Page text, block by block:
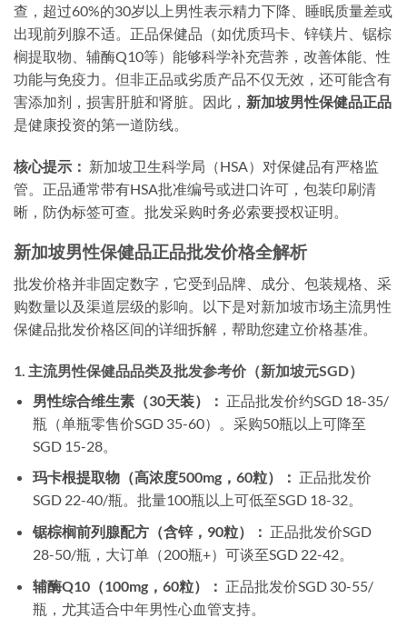
查，超过60%的30岁以上男性表示精力下降、睡眠质量差或
出现前列腺不适。正品保健品（如优质玛卡、锌镁片、锯棕
榈提取物、辅酶Q10等）能够科学补充营养，改善体能、性
功能与免疫力。但非正品或劣质产品不仅无效，还可能含有
害添加剂，损害肝脏和肾脏。因此， 新加坡男性保健品正品
是健康投资的第一道防线。
核心提示： 新加坡卫生科学局（HSA）对保健品有严格监
管。正品通常带有HSA批准编号或进口许可，包装印刷清
晰，防伪标签可查。批发采购时务必索要授权证明。
新加坡男性保健品正品批发价格全解析
批发价格并非固定数字，它受到品牌、成分、包装规格、采
购数量以及渠道层级的影响。以下是对新加坡市场主流男性
保健品批发价格区间的详细拆解，帮助您建立价格基准。
1. 主流男性保健品品类及批发参考价（新加坡元SGD）
男性综合维生素（30天装）： 正品批发价约SGD 18-35/
瓶（单瓶零售价SGD 35-60）。采购50瓶以上可降至
SGD 15-28。
玛卡根提取物（高浓度500mg，60粒）： 正品批发价
SGD 22-40/瓶。批量100瓶以上可低至SGD 18-32。
锯棕榈前列腺配方（含锌，90粒）： 正品批发价SGD
28-50/瓶，大订单（200瓶+）可谈至SGD 22-42。
辅酶Q10（100mg，60粒）： 正品批发价SGD 30-55/
瓶，尤其适合中年男性心血管支持。